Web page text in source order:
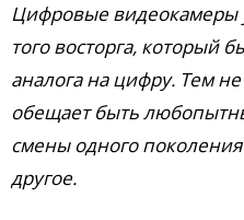
Цифровые видеокамеры
того восторга, который
аналога на цифру. Тем
обещает быть
смены одного
другое.